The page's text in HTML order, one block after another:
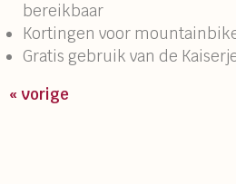
bereikbaar
Kortingen voor
Gratis gebruik van de
« vorige